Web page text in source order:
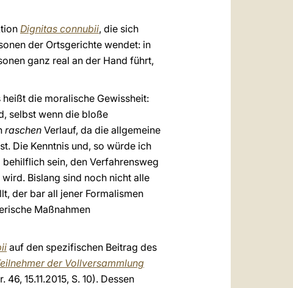
Dignitas connubii, die sich
der Ortsgerichte wendet: in
ganz real an der Hand führt,
die moralische Gewissheit:
selbst wenn die bloße
raschen Verlauf, da die allgemeine
Die Kenntnis und, so würde ich
sein, den Verfahrensweg
Bislang sind noch nicht alle
der bar all jener Formalismen
Maßnahmen
auf den spezifischen Beitrag des
der Vollversammlung
46, 15.11.2015, S. 10). Dessen